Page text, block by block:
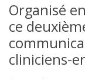
Organisé
ce
cliniciens-